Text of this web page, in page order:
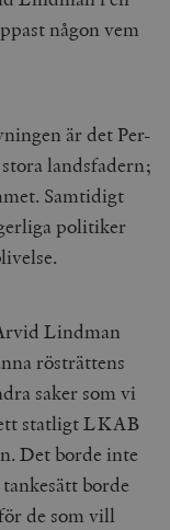
någon vem
är det Per-
landsfadern;
Samtidigt
politiker
Lindman
rösträttens
saker som vi
statligt LKAB
Det borde inte
borde
de som vill